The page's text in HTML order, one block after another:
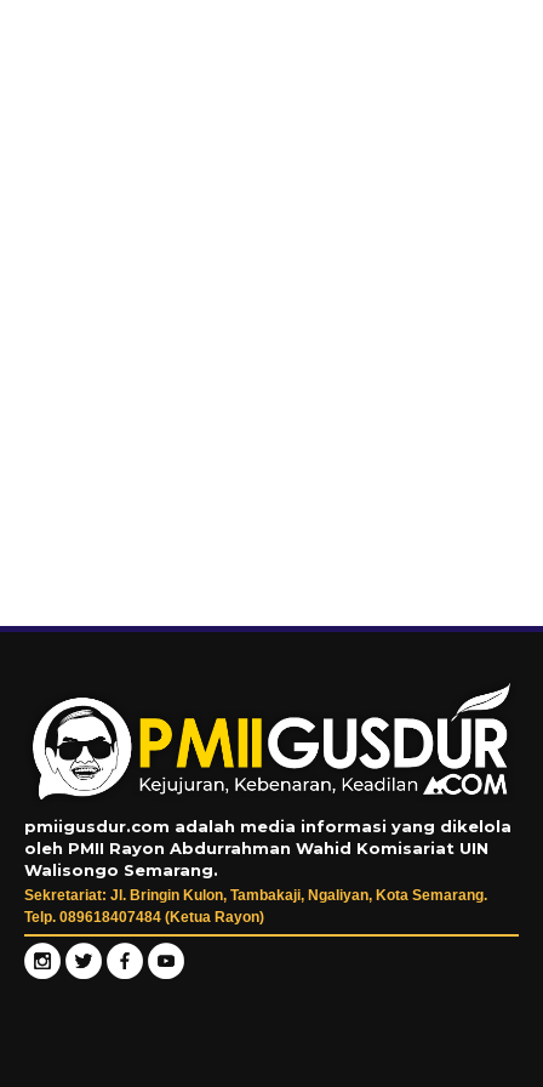
pmiigusdur.com adalah media informasi yang dikelola
oleh PMII Rayon Abdurrahman Wahid Komisariat UIN
Walisongo Semarang.
Sekretariat: Jl. Bringin Kulon, Tambakaji, Ngaliyan, Kota Semarang.
Telp. 089618407484 (Ketua Rayon)